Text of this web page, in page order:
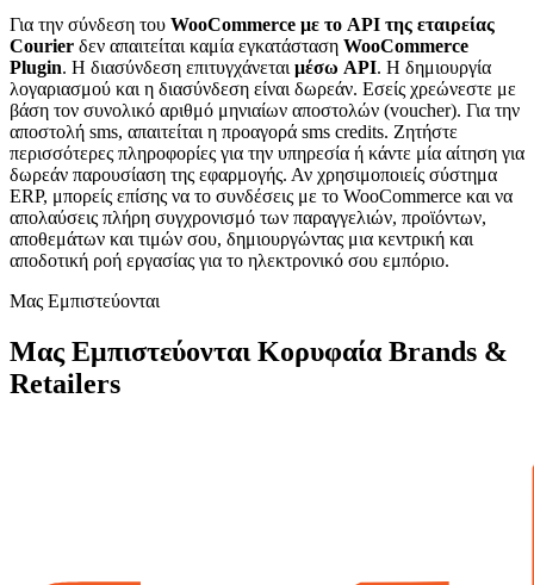
Για την σύνδεση του WooCommerce με το API της εταιρείας
Courier δεν απαιτείται καμία εγκατάσταση WooCommerce
Plugin. H διασύνδεση επιτυγχάνεται μέσω API. Η δημιουργία
λογαριασμού και η διασύνδεση είναι δωρεάν. Εσείς χρεώνεστε με
βάση τον συνολικό αριθμό μηνιαίων αποστολών (voucher). Για την
αποστολή sms, απαιτείται η προαγορά sms credits. Ζητήστε
περισσότερες πληροφορίες για την υπηρεσία ή κάντε μία αίτηση για
δωρεάν παρουσίαση της εφαρμογής. Αν χρησιμοποιείς σύστημα
ERP, μπορείς επίσης να το συνδέσεις με το WooCommerce και να
απολαύσεις πλήρη συγχρονισμό των παραγγελιών, προϊόντων,
αποθεμάτων και τιμών σου, δημιουργώντας μια κεντρική και
αποδοτική ροή εργασίας για το ηλεκτρονικό σου εμπόριο.
Μας Εμπιστεύονται
Μας Εμπιστεύονται Κορυφαία Brands &
Retailers